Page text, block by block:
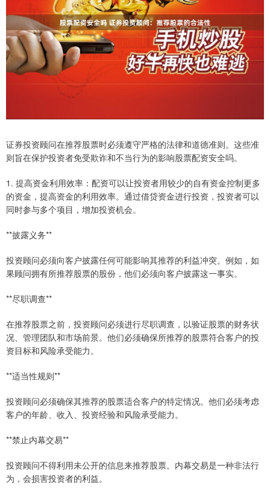
证券投资顾问在推荐股票时必须遵守严格的法律和道德准则。这些准
则旨在保护投资者免受欺诈和不当行为的影响股票配资安全吗。
1. 提高资金利用效率：配资可以让投资者用较少的自有资金控制更多
的资金，提高资金的利用效率。通过借贷资金进行投资，投资者可以
同时参与多个项目，增加投资机会。
**披露义务**
投资顾问必须向客户披露任何可能影响其推荐的利益冲突。例如，如
果顾问拥有所推荐股票的股份，他们必须向客户披露这一事实。
**尽职调查**
在推荐股票之前，投资顾问必须进行尽职调查，以验证股票的财务状
况、管理团队和市场前景。他们必须确保所推荐的股票符合客户的投
资目标和风险承受能力。
**适当性规则**
投资顾问必须确保其推荐的股票适合客户的特定情况。他们必须考虑
客户的年龄、收入、投资经验和风险承受能力。
**禁止内幕交易**
投资顾问不得利用未公开的信息来推荐股票。内幕交易是一种非法行
为，会损害投资者的利益。